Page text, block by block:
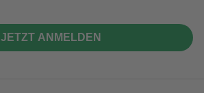
JETZT ANMELDEN